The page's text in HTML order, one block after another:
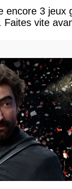
encore 3 jeux
vite